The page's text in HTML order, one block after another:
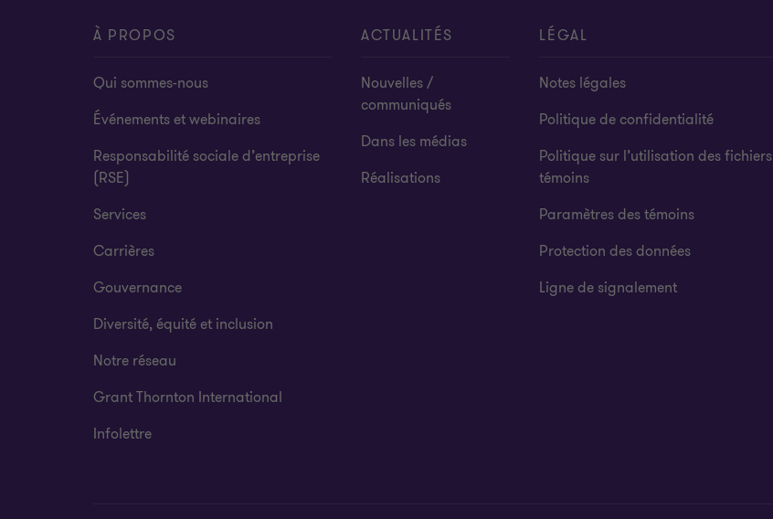
À PROPOS
Qui sommes-nous
Événements et webinaires
Responsabilité sociale d’entreprise
(RSE)
Services
Carrières
Gouvernance
Diversité, équité et inclusion
Notre réseau
Grant Thornton International
Infolettre
ACTUALITÉS
Nouvelles /
communiqués
Dans les médias
Réalisations
LÉGAL
Notes légales
Politique de confidentialité
Politique sur l’utilisation des fichiers
témoins
Paramètres des témoins
Protection des données
Ligne de signalement